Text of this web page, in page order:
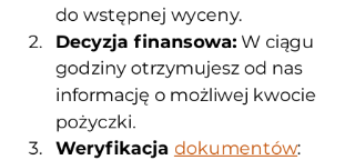
do wstępnej wyceny.
Decyzja finansowa: W ciągu
godziny otrzymujesz od nas
informację o możliwej kwocie
pożyczki.
Weryfikacja dokumentów: